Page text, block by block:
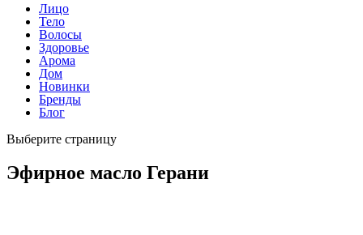
Лицо
Тело
Волосы
Здоровье
Арома
Дом
Новинки
Бренды
Блог
Выберите страницу
Эфирное масло Герани